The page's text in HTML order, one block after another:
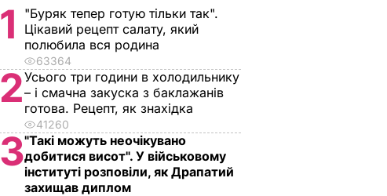
1
"Буряк тепер готую тільки так".
Цікавий рецепт салату, який
полюбила вся родина
63364
2Усього три години в холодильнику
– і смачна закуска з баклажанів
готова. Рецепт, як знахідка
41260
3"Такі можуть неочікувано
добитися висот". У військовому
інституті розповіли, як Драпатий
захищав диплом